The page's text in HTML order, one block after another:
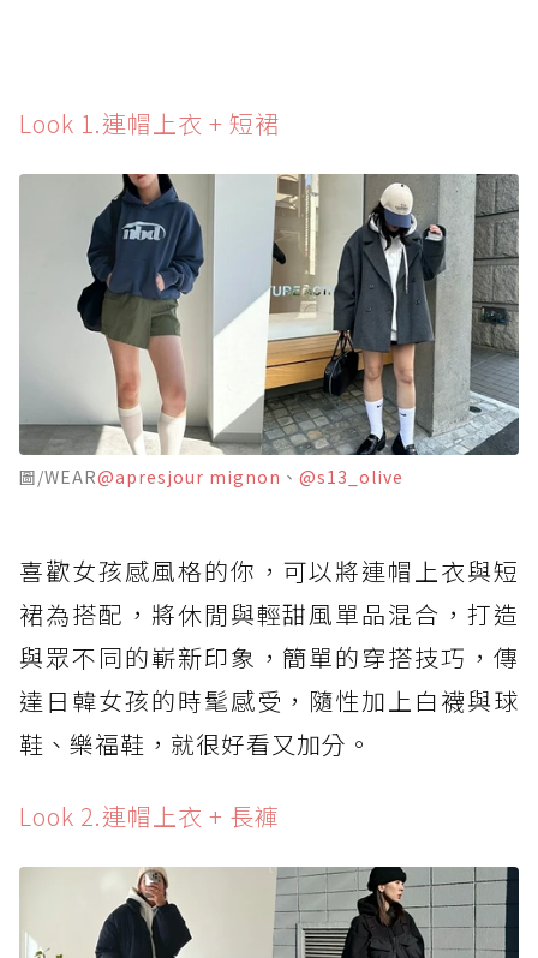
Look 1.連帽上衣 + 短裙
圖/WEAR@apresjour mignon 、 @s13_olive
喜歡女孩感風格的你，可以將連帽上衣與短
裙為搭配，將休閒與輕甜風單品混合，打造
與眾不同的嶄新印象，簡單的穿搭技巧，傳
達日韓女孩的時髦感受，隨性加上白襪與球
鞋、樂福鞋，就很好看又加分。
Look 2.連帽上衣 + 長褲